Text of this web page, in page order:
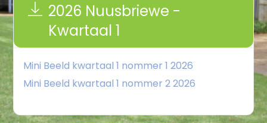
2026 Nuusbriewe -
Kwartaal 1
Mini Beeld kwartaal 1 nommer 1 2026
Mini Beeld kwartaal 1 nommer 2 2026